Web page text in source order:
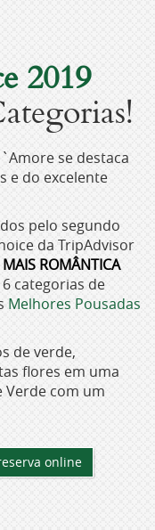
2019
se destaca
e do excelente
pelo segundo
da TripAdvisor
ROMÂNTICA
categorias de
Melhores Pousadas
de verde,
flores em uma
Verde com um
online